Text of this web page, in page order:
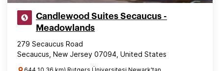
Candlewood Suites Secaucus -
Meadowlands
279 Secaucus Road
Secaucus, New Jersey 07094, United States